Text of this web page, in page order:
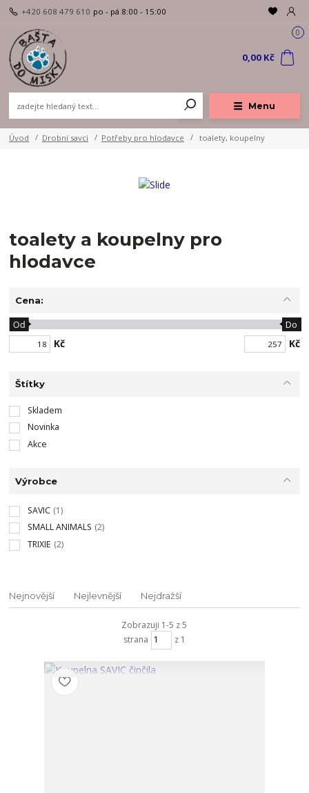
Menu
+420 608 479 610 po - pá 8:00 - 15:00
0
0,00 Kč
Úvod Drobní savci Potřeby pro hlodavce toalety, koupelny
toalety a koupelny pro
hlodavce
Cena:
Kč
Od Do
Kč
Štítky
Skladem
Novinka
Akce
Výrobce
SAVIC (1)
SMALL ANIMALS (2)
TRIXIE (2)
Nejnovější Nejlevnější Nejdražší
Zobrazuji 1-5 z 5
strana
z 1